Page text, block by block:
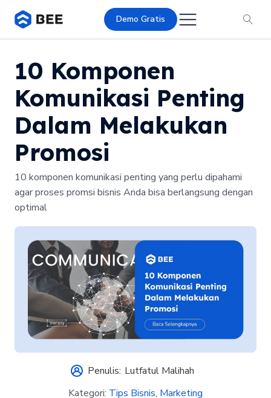
Demo Gratis
10 Komponen
Komunikasi Penting
Dalam Melakukan
Promosi
10 komponen komunikasi penting yang perlu dipahami
agar proses promsi bisnis Anda bisa berlangsung dengan
optimal
Penulis: Lutfatul Malihah
Kategori: Tips Bisnis, Marketing